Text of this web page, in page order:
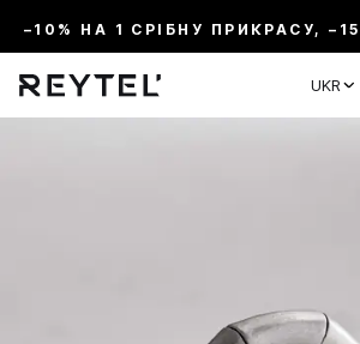
–10% НА 1 СРІБНУ ПРИКРАСУ,
UKR